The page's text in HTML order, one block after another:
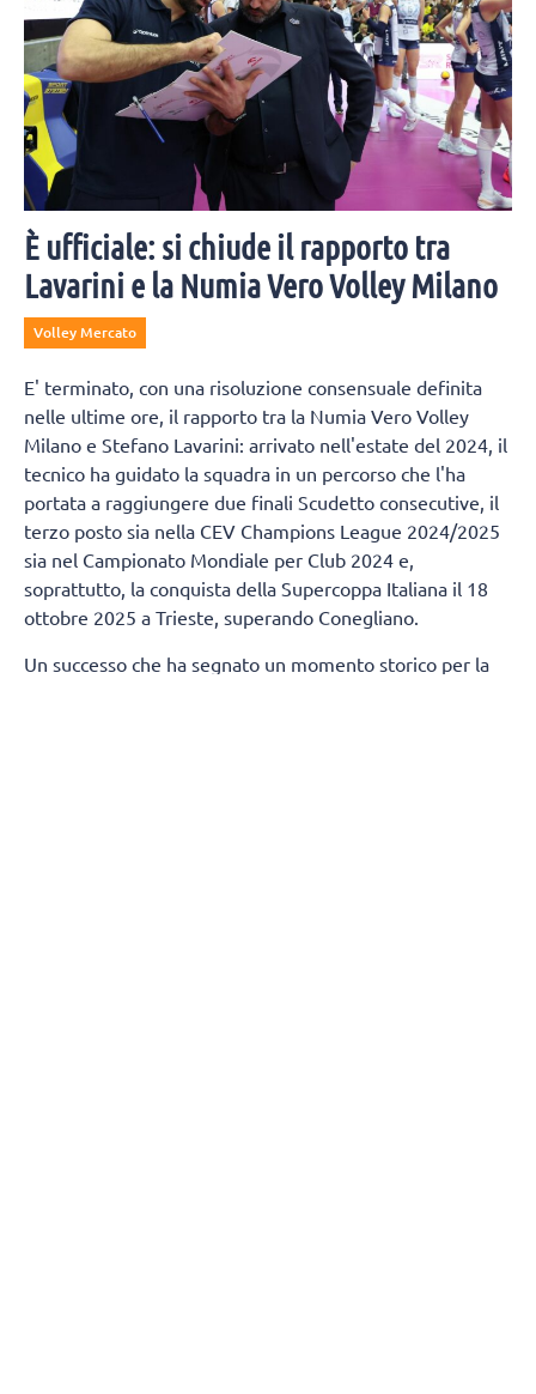
È ufficiale: si chiude il rapporto tra
Lavarini e la Numia Vero Volley Milano
Volley Mercato
E' terminato, con una risoluzione consensuale definita
nelle ultime ore, il rapporto tra la Numia Vero Volley
Milano e Stefano Lavarini: arrivato nell'estate del 2024, il
tecnico ha guidato la squadra in un percorso che l'ha
portata a raggiungere due finali Scudetto consecutive, il
terzo posto sia nella CEV Champions League 2024/2025
sia nel Campionato Mondiale per Club 2024 e,
soprattutto, la conquista della Supercoppa Italiana il 18
ottobre 2025 a Trieste, superando Conegliano.
Un successo che ha segnato un momento storico per la